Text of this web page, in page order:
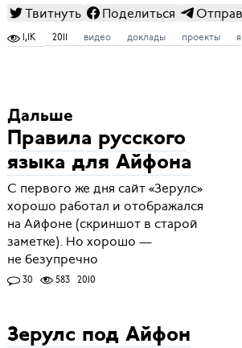
Твитнуть
Поделиться
1,1K 2011 видео доклады проекты я
Дальше
Правила русского
языка для Айфона
С первого же дня сайт «Зерулс»
хорошо работал и отображался
на Айфоне (скриншот в старой
заметке). Но хорошо —
не безупречно
30 583 2010
Зерулс под Айфон